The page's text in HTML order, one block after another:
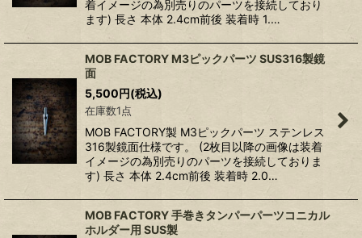
着イメージの為別売りのパーツを接続しており
ます) 長さ 本体 2.4cm前後 装着時 1.…
MOB FACTORY M3ピックパーツ SUS316製鏡
面
5,500円(税込)
在庫数1点
MOB FACTORY製 M3ピックパーツ ステンレス
316製鏡面仕様です。 (2枚目以降の画像は装着
イメージの為別売りのパーツを接続しておりま
す) 長さ 本体 2.4cm前後 装着時 2.0…
MOB FACTORY 手巻きタンパーパーツコニカル
ホルダー用 SUS製